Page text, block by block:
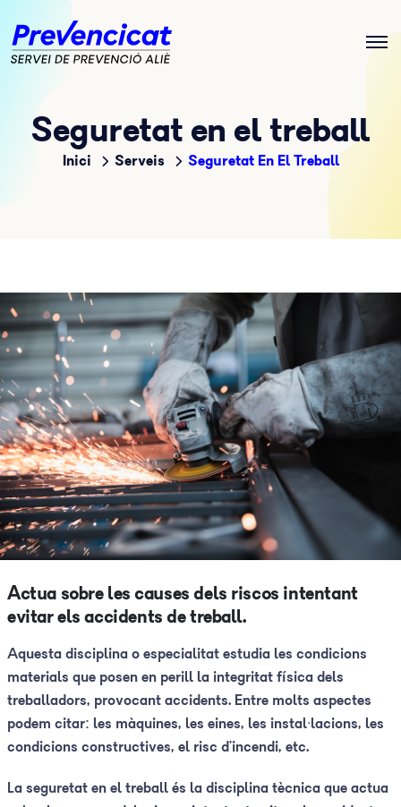
Seguretat en el treball
Inici Serveis Seguretat En El Treball
Actua sobre les causes dels riscos intentant
evitar els accidents de treball.
Aquesta disciplina o especialitat estudia les condicions
materials que posen en perill la integritat física dels
treballadors, provocant accidents. Entre molts aspectes
podem citar: les màquines, les eines, les instal·lacions, les
condicions constructives, el risc d’incendi, etc.
La seguretat en el treball és la disciplina tècnica que actua